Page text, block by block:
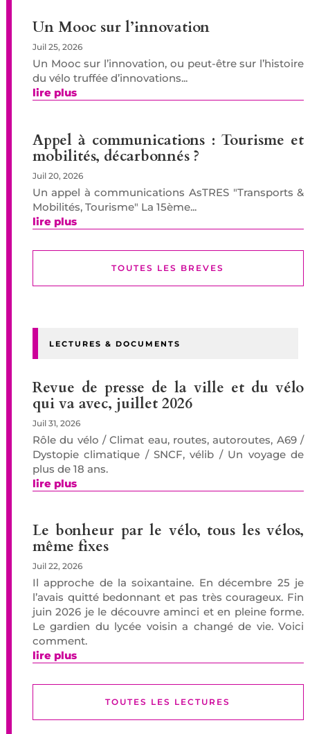
Un Mooc sur l’innovation
Juil 25, 2026
Un Mooc sur l’innovation, ou peut-être sur l’histoire
du vélo truffée d’innovations...
lire plus
Appel à communications : Tourisme et
mobilités, décarbonnés ?
Juil 20, 2026
Un appel à communications AsTRES "Transports &
Mobilités, Tourisme" La 15ème...
lire plus
TOUTES LES BREVES
LECTURES & DOCUMENTS
Revue de presse de la ville et du vélo
qui va avec, juillet 2026
Juil 31, 2026
Rôle du vélo / Climat eau, routes, autoroutes, A69 /
Dystopie climatique / SNCF, vélib / Un voyage de
plus de 18 ans.
lire plus
Le bonheur par le vélo, tous les vélos,
même fixes
Juil 22, 2026
Il approche de la soixantaine. En décembre 25 je
l’avais quitté bedonnant et pas très courageux. Fin
juin 2026 je le découvre aminci et en pleine forme.
Le gardien du lycée voisin a changé de vie. Voici
comment.
lire plus
TOUTES LES LECTURES